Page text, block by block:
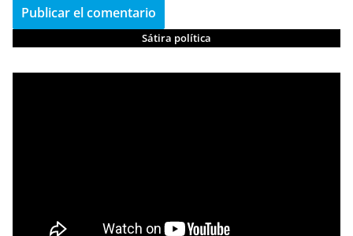
Sátira política